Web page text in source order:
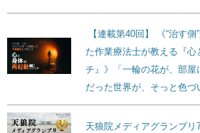
【連載第40回】 《“治す側
た作業療法士が教える『心
チ』》「一輪の花が、部
だった世界が、そっと色
天狼院メディアグランプリ